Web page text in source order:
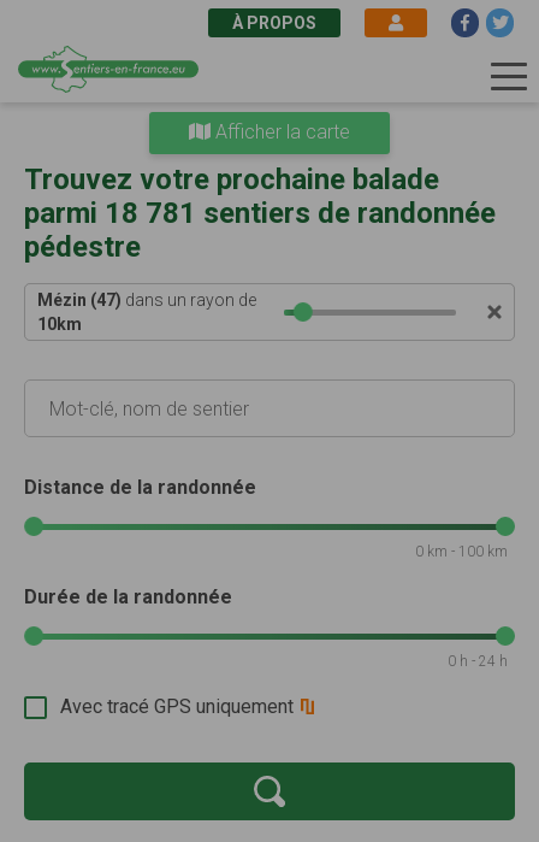
principal
À PROPOS
Trouvez votre prochaine balade
parmi 18 781 sentiers de randonnée
pédestre
Mézin (47) dans un rayon de
10km
Distance de la randonnée
0 km - 100 km
Durée de la randonnée
0 h - 24 h
Avec tracé GPS uniquement
Afficher la carte